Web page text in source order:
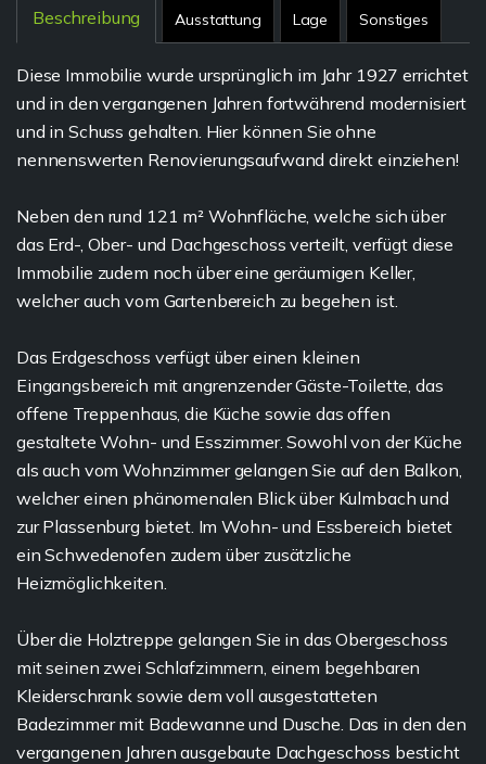
Beschreibung Ausstattung Lage Sonstiges
Diese Immobilie wurde ursprünglich im Jahr 1927 errichtet
und in den vergangenen Jahren fortwährend modernisiert
und in Schuss gehalten. Hier können Sie ohne
nennenswerten Renovierungsaufwand direkt einziehen!
Neben den rund 121 m² Wohnfläche, welche sich über
das Erd-, Ober- und Dachgeschoss verteilt, verfügt diese
Immobilie zudem noch über eine geräumigen Keller,
welcher auch vom Gartenbereich zu begehen ist.
Das Erdgeschoss verfügt über einen kleinen
Eingangsbereich mit angrenzender Gäste-Toilette, das
offene Treppenhaus, die Küche sowie das offen
gestaltete Wohn- und Esszimmer. Sowohl von der Küche
als auch vom Wohnzimmer gelangen Sie auf den Balkon,
welcher einen phänomenalen Blick über Kulmbach und
zur Plassenburg bietet. Im Wohn- und Essbereich bietet
ein Schwedenofen zudem über zusätzliche
Heizmöglichkeiten.
Über die Holztreppe gelangen Sie in das Obergeschoss
mit seinen zwei Schlafzimmern, einem begehbaren
Kleiderschrank sowie dem voll ausgestatteten
Badezimmer mit Badewanne und Dusche. Das in den den
vergangenen Jahren ausgebaute Dachgeschoss besticht